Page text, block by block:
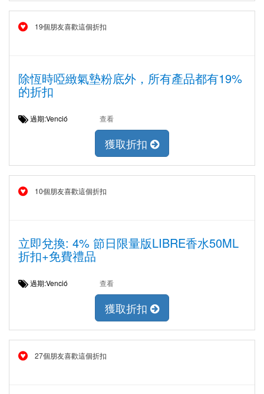
19個朋友喜歡這個折扣
除恆時啞緻氣墊粉底外，所有產品都有19%
的折扣
過期:Venció 查看
獲取折扣
10個朋友喜歡這個折扣
立即兌換: 4% 節日限量版LIBRE香水50ML
折扣+免費禮品
過期:Venció 查看
獲取折扣
27個朋友喜歡這個折扣